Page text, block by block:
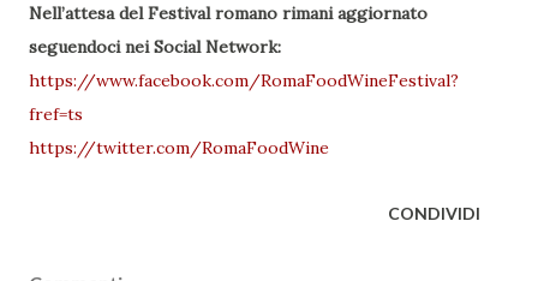
Nell’attesa del Festival romano rimani aggiornato
seguendoci nei Social Network:
https://www.facebook.com/RomaFoodWineFestival?
fref=ts
https://twitter.com/RomaFoodWine
CONDIVIDI